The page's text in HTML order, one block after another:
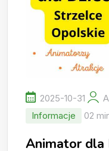
2025-10-31
Informacje
02
Animator dla